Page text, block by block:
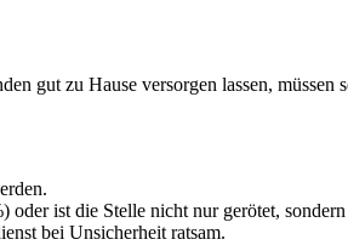
gut zu Hause versorgen lassen,
ist die Stelle nicht nur gerötet,
bei Unsicherheit ratsam.